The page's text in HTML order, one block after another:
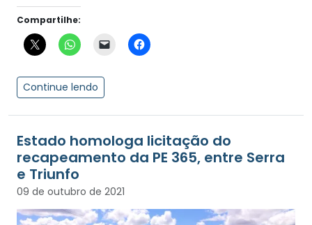
Compartilhe:
Continue lendo
Estado homologa licitação do
recapeamento da PE 365, entre Serra
e Triunfo
09 de outubro de 2021